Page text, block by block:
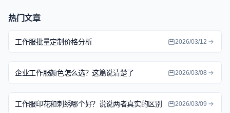
热门文章
工作服批量定制价格分析 2026/03/12
企业工作服颜色怎么选？这篇说清楚了 2026/03/08
工作服印花和刺绣哪个好？说说两者真实的区别 2026/03/09